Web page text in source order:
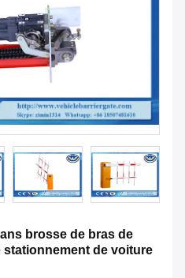
brosse de bras de
de voiture